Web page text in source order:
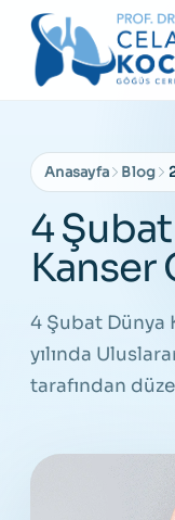
Anasayfa Blog
4
Kanser
4 Şubat Dünya
yılında
tarafından